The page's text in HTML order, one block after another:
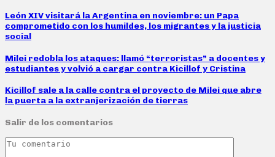
León XIV visitará la Argentina en noviembre: un Papa
comprometido con los humildes, los migrantes y la justicia
social
Milei redobla los ataques: llamó “terroristas” a docentes y
estudiantes y volvió a cargar contra Kicillof y Cristina
Kicillof sale a la calle contra el proyecto de Milei que abre
la puerta a la extranjerización de tierras
Salir de los comentarios